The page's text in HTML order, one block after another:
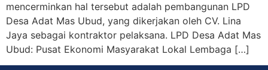
mencerminkan hal tersebut adalah pembangunan LPD
Desa Adat Mas Ubud, yang dikerjakan oleh CV. Lina
Jaya sebagai kontraktor pelaksana. LPD Desa Adat Mas
Ubud: Pusat Ekonomi Masyarakat Lokal Lembaga […]